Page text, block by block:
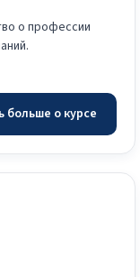
о профессии
больше о курсе